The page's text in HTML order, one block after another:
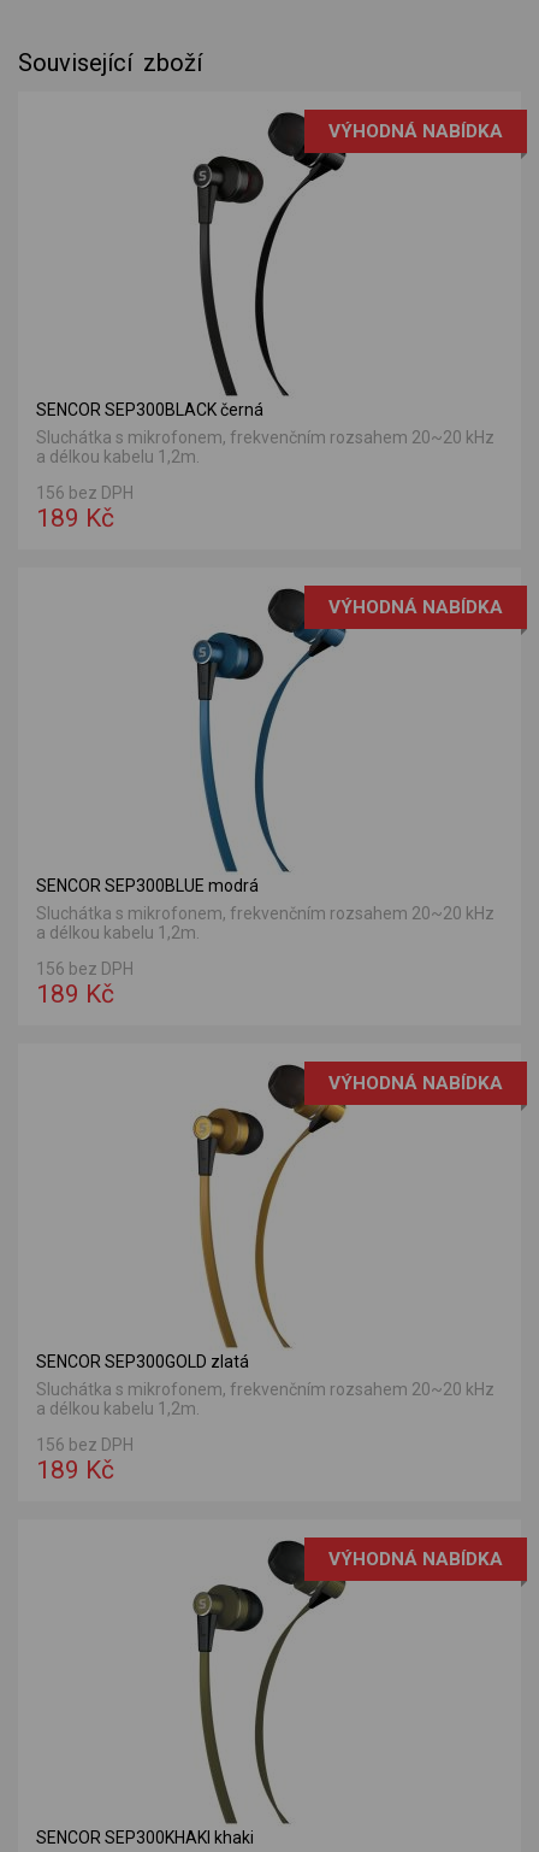
Související zboží
VÝHODNÁ NABÍDKA
SENCOR SEP300BLACK černá
Sluchátka s mikrofonem, frekvenčním rozsahem 20~20 kHz
a délkou kabelu 1,2m.
156 bez DPH
189 Kč
VÝHODNÁ NABÍDKA
SENCOR SEP300BLUE modrá
Sluchátka s mikrofonem, frekvenčním rozsahem 20~20 kHz
a délkou kabelu 1,2m.
156 bez DPH
189 Kč
VÝHODNÁ NABÍDKA
SENCOR SEP300GOLD zlatá
Sluchátka s mikrofonem, frekvenčním rozsahem 20~20 kHz
a délkou kabelu 1,2m.
156 bez DPH
189 Kč
VÝHODNÁ NABÍDKA
SENCOR SEP300KHAKI khaki